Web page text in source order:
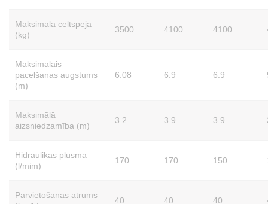
Maksimālā celtspēja
(kg)
3500 4100 4100
Maksimālais
pacelšanas augstums
(m)
6.08 6.9 6.9
Maksimālā
aizsniedzamība (m)
3.2 3.9 3.9
Hidraulikas plūsma
(l/mim)
170 170 150
Pārvietošanās ātrums
40 40 40